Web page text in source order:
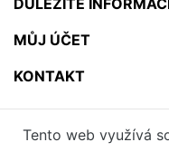
DŮLEŽITÉ
MŮJ ÚČET
KONTAKT
Tento web využívá